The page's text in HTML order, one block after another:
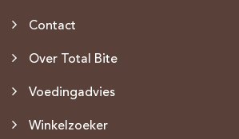
Contact
Over Total Bite
Voedingadvies
Winkelzoeker